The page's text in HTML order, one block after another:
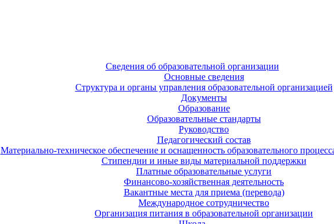
Сведения об образовательной организации
Основные сведения
Структура и органы управления образовательной организацией
Документы
Образование
Образовательные стандарты
Руководство
Педагогический состав
Материально-техническое обеспечение и оснащенность образовательного
Стипендии и иные виды материальной поддержки
Платные образовательные услуги
Финансово-хозяйственная деятельность
Вакантные места для приема (перевода)
Международное сотрудничество
Организация питания в образовательной организации